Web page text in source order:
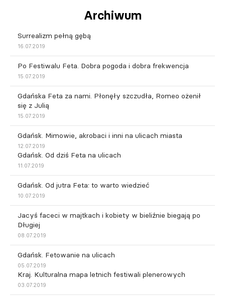
Archiwum
Surrealizm pełną gębą
16.07.2019
Po Festiwalu Feta. Dobra pogoda i dobra frekwencja
15.07.2019
Gdańska Feta za nami. Płonęły szczudła, Romeo ożenił
się z Julią
15.07.2019
Gdańsk. Mimowie, akrobaci i inni na ulicach miasta
12.07.2019
Gdańsk. Od dziś Feta na ulicach
11.07.2019
Gdańsk. Od jutra Feta: to warto wiedzieć
10.07.2019
Jacyś faceci w majtkach i kobiety w bieliźnie biegają po
Długiej
08.07.2019
Gdańsk. Fetowanie na ulicach
05.07.2019
Kraj. Kulturalna mapa letnich festiwali plenerowych
03.07.2019